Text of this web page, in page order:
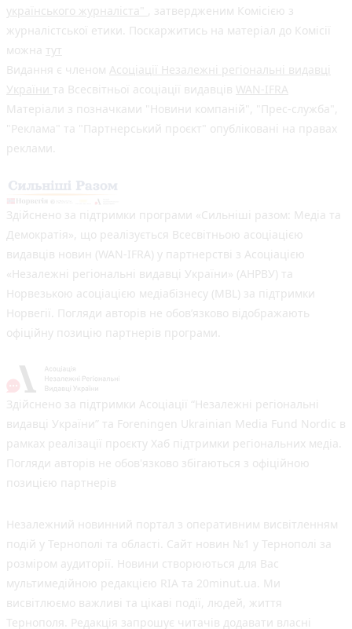
українського журналіста" , затвердженим Комісією з
журналістської етики. Поскаржитись на матеріал до Комісії
можна тут
Видання є членом Асоціації Незалежні регіональні видавці
України та Всесвітньої асоціації видавців WAN-IFRA
Матеріали з позначками "Новини компаній", "Прес-служба",
"Реклама" та "Партнерський проєкт" опубліковані на правах
реклами.
Здійснено за підтримки програми «Сильніші разом: Медіа та
Демократія», що реалізується Всесвітньою асоціацією
видавців новин (WAN-IFRA) у партнерстві з Асоціацією
«Незалежні регіональні видавці України» (АНРВУ) та
Норвезькою асоціацією медіабізнесу (MBL) за підтримки
Норвегії. Погляди авторів не обов’язково відображають
офіційну позицію партнерів програми.
Здійснено за підтримки Асоціації “Незалежні регіональні
видавці України” та Foreningen Ukrainian Media Fund Nordic в
рамках реалізації проєкту Хаб підтримки регіональних медіа.
Погляди авторів не обов'язково збігаються з офіційною
позицією партнерів
Незалежний новинний портал з оперативним висвітленням
подій у Тернополі та області. Сайт новин №1 у Тернополі за
розміром аудиторії. Новини створюються для Вас
мультимедійною редакцією RIA та 20minut.ua. Ми
висвітлюємо важливі та цікаві події, людей, життя
Тернополя. Редакція запрошує читачів додавати власні